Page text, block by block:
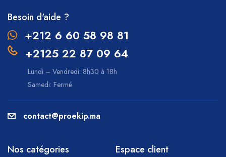
Besoin d'aide ?
+212 6 60 58 98 81
+2125 22 87 09 64
Lundi – Vendredi: 8h30 à 18h
Samedi: Fermé
contact@proekip.ma
Nos catégories Espace client